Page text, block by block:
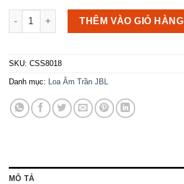
Loa âm trần JBL CSS8018 số lượng
THÊM VÀO GIỎ HÀNG
SKU: CSS8018
Danh mục: Loa Âm Trần JBL
MÔ TẢ